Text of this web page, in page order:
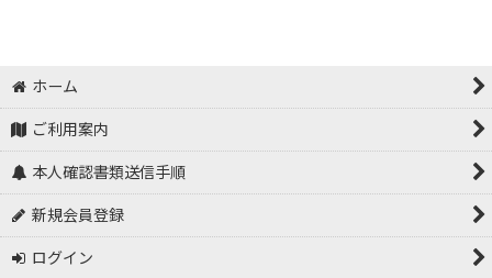
ホーム
ご利用案内
本人確認書類送信手順
新規会員登録
ログイン